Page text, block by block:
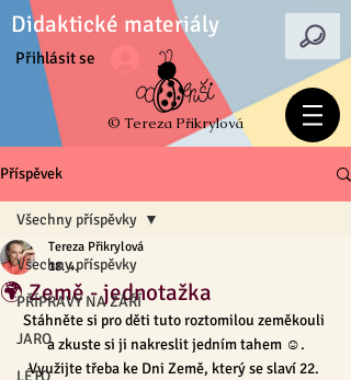
Didaktické materiály
Přihlásit se
© Tereza Přikrylová
Příspěvek
Všechny příspěvky
PŘÍPRAVY NA ZÁŘÍ
JARO
LÉTO
Všechny příspěvky
🌍 Země - jednotažka
Tereza Přikrylová
18. 4.
Stáhněte si pro děti tuto roztomilou zeměkouli
a zkuste si ji nakreslit jedním tahem ☺︎.
Využijte třeba ke Dni Země, který se slaví 22.